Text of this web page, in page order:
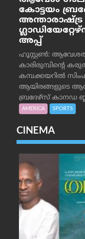
കോട്ടയം
അന്താരാഷ്ട്ര
അപ്പ്
ഹൂസ്റ്റണ്‍:
കാരിരുമ്പിന്റെ
കമ്പക്കയറില്‍
ആയിരങ്ങളുടെ
ബ്രദേഴ്‌സ് കാനഡ
AMERICA SPORTS
CINEMA